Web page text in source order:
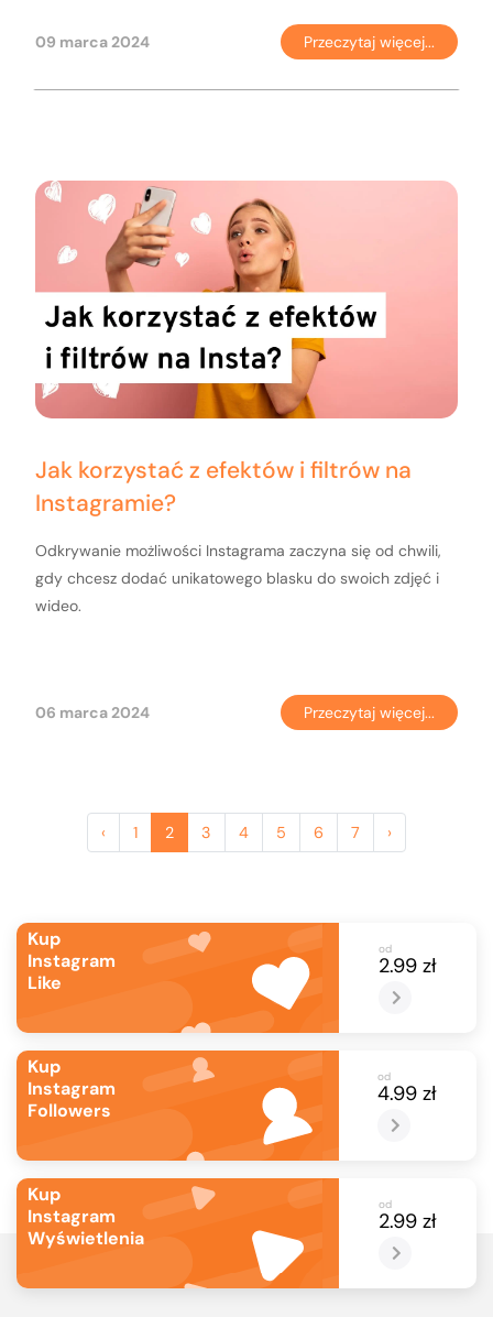
09 marca 2024 Przeczytaj więcej...
Jak korzystać z efektów i filtrów na
Instagramie?
Odkrywanie możliwości Instagrama zaczyna się od chwili,
gdy chcesz dodać unikatowego blasku do swoich zdjęć i
wideo.
06 marca 2024 Przeczytaj więcej...
‹ 1 2 3 4 5 6 7 ›
Kup
Instagram
Like
od
2.99 zł
Kup
Instagram
Followers
od
4.99 zł
Kup
Instagram
Wyświetlenia
od
2.99 zł